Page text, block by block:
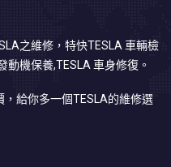
之維修，特快TESLA 車輛檢
動機保養,TESLA 車身修復。
給你多一個TESLA的維修選